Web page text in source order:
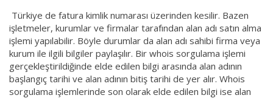
Türkiye de fatura kimlik numarası üzerinden kesilir. Bazen
işletmeler, kurumlar ve firmalar tarafından alan adı satın alma
işlemi yapılabilir. Böyle durumlar da alan adı sahibi firma veya
kurum ile ilgili bilgiler paylaşılır. Bir whois sorgulama işlemi
gerçekleştirildiğinde elde edilen bilgi arasında alan adının
başlangıç tarihi ve alan adının bitiş tarihi de yer alır. Whois
sorgulama işlemlerinde son olarak elde edilen bilgi ise alan